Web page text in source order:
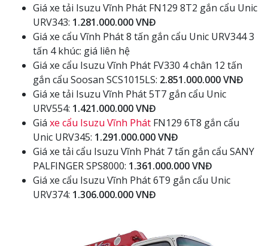
Giá xe tải Isuzu Vĩnh Phát FN129 8T2 gắn cẩu Unic
URV343: 1.281.000.000 VNĐ
Giá xe cẩu Vĩnh Phát 8 tấn gắn cẩu Unic URV344 3
tấn 4 khúc: giá liên hệ
Giá xe cẩu Isuzu Vĩnh Phát FV330 4 chân 12 tấn
gắn cẩu Soosan SCS1015LS: 2.851.000.000 VNĐ
Giá xe tải Isuzu Vĩnh Phát 5T7 gắn cẩu Unic
URV554: 1.421.000.000 VNĐ
Giá xe cẩu Isuzu Vĩnh Phát FN129 6T8 gắn cẩu
Unic URV345: 1.291.000.000 VNĐ
Giá xe tải cẩu Isuzu Vĩnh Phát 7 tấn gắn cẩu SANY
PALFINGER SPS8000: 1.361.000.000 VNĐ
Giá xe cẩu Isuzu Vĩnh Phát 6T9 gắn cẩu Unic
URV374: 1.306.000.000 VNĐ